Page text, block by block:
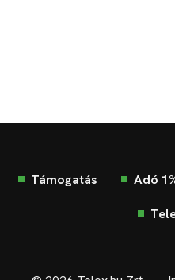
Támogatás Adó